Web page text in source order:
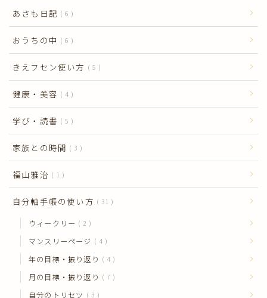
あさも日記 6
おうちの中 6
きえフセン使い方 5
健康・美容 4
学び・読書 5
家族との時間 3
福山雅治 1
自分軸手帳の使い方 31
ウィークリー 2
マンスリーページ 4
年の目標・振り返り 4
月の目標・振り返り 7
自分のトリセツ 3